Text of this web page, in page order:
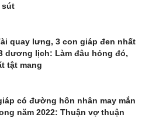
sút
quay lưng, 3 con giáp đen nhất
dương lịch: Làm đâu hỏng đó,
tật mang
có đường hôn nhân may mắn
năm 2022: Thuận vợ thuận